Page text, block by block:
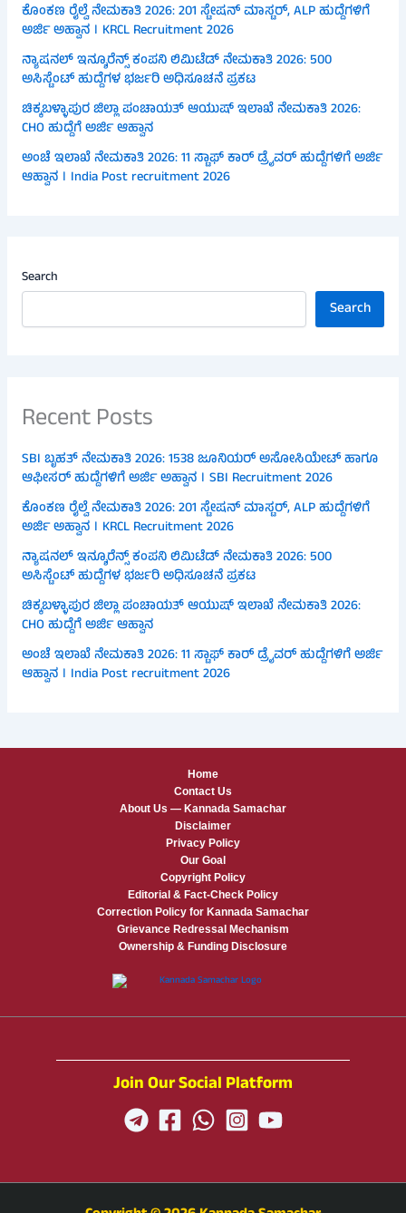
ಕೊಂಕಣ ರೈಲ್ವೆ ನೇಮಕಾತಿ 2026: 201 ಸ್ಟೇಷನ್ ಮಾಸ್ಟರ್, ALP ಹುದ್ದೆಗಳಿಗೆ
ಅರ್ಜಿ ಅಹ್ವಾನ । KRCL Recruitment 2026
ನ್ಯಾಷನಲ್ ಇನ್ಶೂರೆನ್ಸ್ ಕಂಪನಿ ಲಿಮಿಟೆಡ್ ನೇಮಕಾತಿ 2026: 500
ಅಸಿಸ್ಟೆಂಟ್ ಹುದ್ದೆಗಳ ಭರ್ಜರಿ ಅಧಿಸೂಚನೆ ಪ್ರಕಟ
ಚಿಕ್ಕಬಳ್ಳಾಪುರ ಜಿಲ್ಲಾ ಪಂಚಾಯತ್ ಆಯುಷ್ ಇಲಾಖೆ ನೇಮಕಾತಿ 2026:
CHO ಹುದ್ದೆಗೆ ಅರ್ಜಿ ಆಹ್ವಾನ
ಅಂಚೆ ಇಲಾಖೆ ನೇಮಕಾತಿ 2026: 11 ಸ್ಟಾಫ್ ಕಾರ್ ಡ್ರೈವರ್ ಹುದ್ದೆಗಳಿಗೆ ಅರ್ಜಿ
ಆಹ್ವಾನ । India Post recruitment 2026
Search
Search
Recent Posts
SBI ಬೃಹತ್ ನೇಮಕಾತಿ 2026: 1538 ಜೂನಿಯರ್ ಅಸೋಸಿಯೇಟ್ ಹಾಗೂ
ಆಫೀಸರ್ ಹುದ್ದೆಗಳಿಗೆ ಅರ್ಜಿ ಅಹ್ವಾನ । SBI Recruitment 2026
ಕೊಂಕಣ ರೈಲ್ವೆ ನೇಮಕಾತಿ 2026: 201 ಸ್ಟೇಷನ್ ಮಾಸ್ಟರ್, ALP ಹುದ್ದೆಗಳಿಗೆ
ಅರ್ಜಿ ಅಹ್ವಾನ । KRCL Recruitment 2026
ನ್ಯಾಷನಲ್ ಇನ್ಶೂರೆನ್ಸ್ ಕಂಪನಿ ಲಿಮಿಟೆಡ್ ನೇಮಕಾತಿ 2026: 500
ಅಸಿಸ್ಟೆಂಟ್ ಹುದ್ದೆಗಳ ಭರ್ಜರಿ ಅಧಿಸೂಚನೆ ಪ್ರಕಟ
ಚಿಕ್ಕಬಳ್ಳಾಪುರ ಜಿಲ್ಲಾ ಪಂಚಾಯತ್ ಆಯುಷ್ ಇಲಾಖೆ ನೇಮಕಾತಿ 2026:
CHO ಹುದ್ದೆಗೆ ಅರ್ಜಿ ಆಹ್ವಾನ
ಅಂಚೆ ಇಲಾಖೆ ನೇಮಕಾತಿ 2026: 11 ಸ್ಟಾಫ್ ಕಾರ್ ಡ್ರೈವರ್ ಹುದ್ದೆಗಳಿಗೆ ಅರ್ಜಿ
ಆಹ್ವಾನ । India Post recruitment 2026
Home
Contact Us
About Us — Kannada Samachar
Disclaimer
Privacy Policy
Our Goal
Copyright Policy
Editorial & Fact-Check Policy
Correction Policy for Kannada Samachar
Grievance Redressal Mechanism
Ownership & Funding Disclosure
Join Our Social Platform